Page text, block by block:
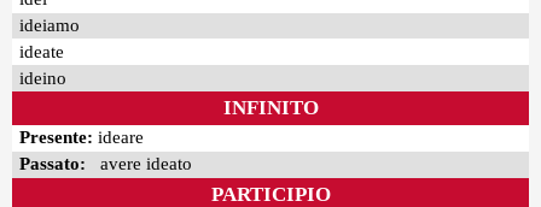
ideiamo
ideate
ideino
INFINITO
Presente: ideare
Passato: avere ideato
PARTICIPIO